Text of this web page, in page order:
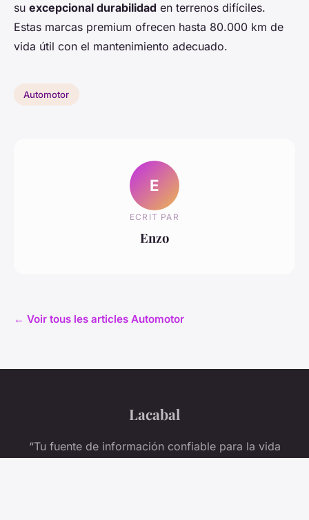
su excepcional durabilidad en terrenos difíciles.
Estas marcas premium ofrecen hasta 80.000 km de
vida útil con el mantenimiento adecuado.
Automotor
E
ECRIT PAR
Enzo
← Voir tous les articles Automotor
Lacabal
“Tu fuente de información confiable para la vida